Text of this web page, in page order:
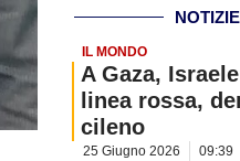
IL MONDO
A Gaza,
linea rossa,
cileno
25 Giugno 2026 09:39